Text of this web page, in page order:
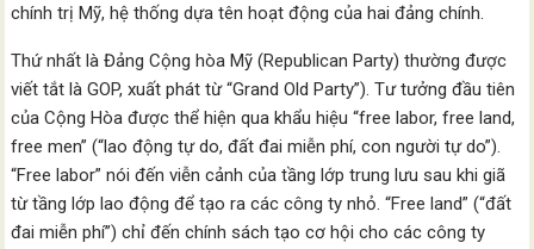
chính trị Mỹ, hệ thống dựa tên hoạt động của hai đảng chính.
Thứ nhất là Đảng Cộng hòa Mỹ (Republican Party) thường được
viết tắt là GOP, xuất phát từ “Grand Old Party”). Tư tưởng đầu tiên
của Cộng Hòa được thể hiện qua khẩu hiệu “free labor, free land,
free men” (“lao động tự do, đất đai miễn phí, con người tự do”).
“Free labor” nói đến viễn cảnh của tầng lớp trung lưu sau khi giã
từ tầng lớp lao động để tạo ra các công ty nhỏ. “Free land” (“đất
đai miễn phí”) chỉ đến chính sách tạo cơ hội cho các công ty